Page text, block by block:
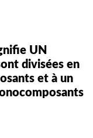
UN
divisées en
et à un